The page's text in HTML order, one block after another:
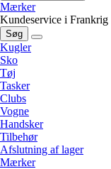
Mærker
Kundeservice i Frankrig
Søg
Kugler
Sko
Tøj
Tasker
Clubs
Vogne
Handsker
Tilbehør
Afslutning af lager
Mærker